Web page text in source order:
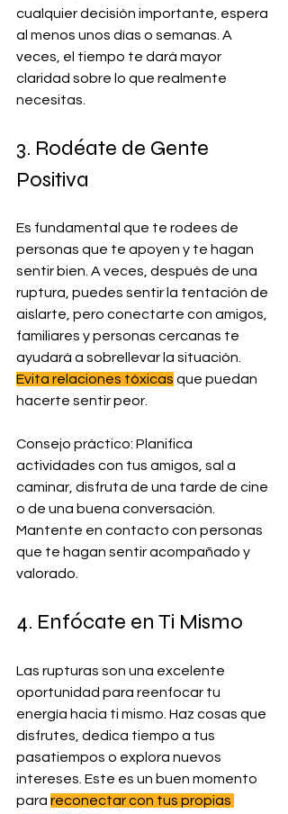
cualquier decisión importante, espera
al menos unos días o semanas. A
veces, el tiempo te dará mayor
claridad sobre lo que realmente
necesitas.
3. Rodéate de Gente
Positiva
Es fundamental que te rodees de
personas que te apoyen y te hagan
sentir bien. A veces, después de una
ruptura, puedes sentir la tentación de
aislarte, pero conectarte con amigos,
familiares y personas cercanas te
ayudará a sobrellevar la situación.
Evita relaciones tóxicas que puedan
hacerte sentir peor.
Consejo práctico: Planifica
actividades con tus amigos, sal a
caminar, disfruta de una tarde de cine
o de una buena conversación.
Mantente en contacto con personas
que te hagan sentir acompañado y
valorado.
4. Enfócate en Ti Mismo
Las rupturas son una excelente
oportunidad para reenfocar tu
energía hacia ti mismo. Haz cosas que
disfrutes, dedica tiempo a tus
pasatiempos o explora nuevos
intereses. Este es un buen momento
para reconectar con tus propias